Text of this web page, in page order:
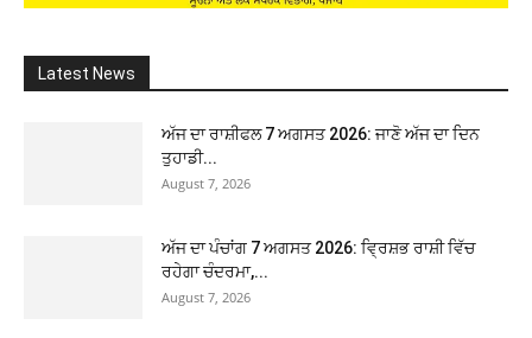
Latest News
ਅੱਜ ਦਾ ਰਾਸ਼ੀਫਲ 7 ਅਗਸਤ 2026: ਜਾਣੋ ਅੱਜ ਦਾ ਦਿਨ
ਤੁਹਾਡੀ...
August 7, 2026
ਅੱਜ ਦਾ ਪੰਚਾਂਗ 7 ਅਗਸਤ 2026: ਵ੍ਰਿਸ਼ਭ ਰਾਸ਼ੀ ਵਿੱਚ
ਰਹੇਗਾ ਚੰਦਰਮਾ,...
August 7, 2026